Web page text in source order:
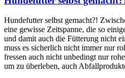
Hundefutter selbst gemacht?!
eine gewisse Zeitspanne, die so
und damit auch die Fütterung nicht
muss es sicherlich nicht immer nur
fressen auch nicht unbedingt nur
um zu überleben, auch